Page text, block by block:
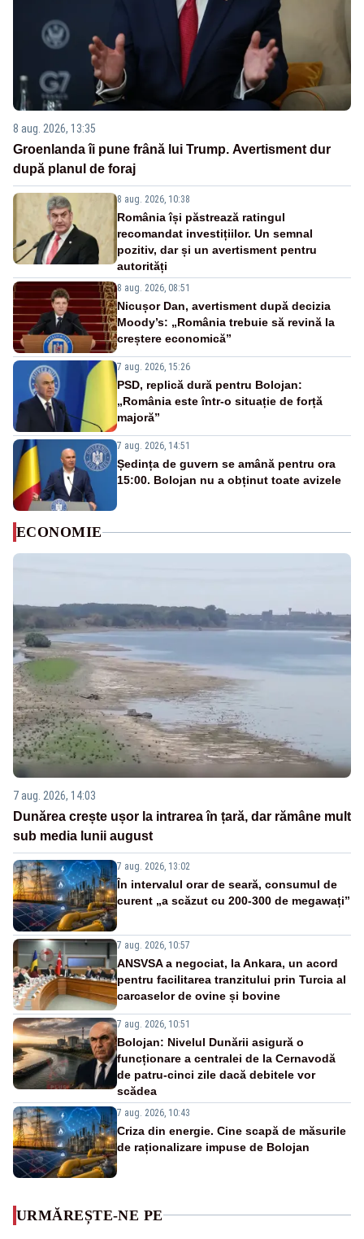
8 aug. 2026, 13:35
Groenlanda îi pune frână lui Trump. Avertisment dur
după planul de foraj
8 aug. 2026, 10:38
România își păstrează ratingul
recomandat investițiilor. Un semnal
pozitiv, dar și un avertisment pentru
autorități
8 aug. 2026, 08:51
Nicușor Dan, avertisment după decizia
Moody’s: „România trebuie să revină la
creștere economică”
7 aug. 2026, 15:26
PSD, replică dură pentru Bolojan:
„România este într-o situație de forță
majoră”
7 aug. 2026, 14:51
Ședința de guvern se amână pentru ora
15:00. Bolojan nu a obținut toate avizele
ECONOMIE
7 aug. 2026, 14:03
Dunărea crește ușor la intrarea în țară, dar rămâne mult
sub media lunii august
7 aug. 2026, 13:02
În intervalul orar de seară, consumul de
curent „a scăzut cu 200-300 de megawați”
7 aug. 2026, 10:57
ANSVSA a negociat, la Ankara, un acord
pentru facilitarea tranzitului prin Turcia al
carcaselor de ovine și bovine
7 aug. 2026, 10:51
Bolojan: Nivelul Dunării asigură o
funcționare a centralei de la Cernavodă
de patru-cinci zile dacă debitele vor
scădea
7 aug. 2026, 10:43
Criza din energie. Cine scapă de măsurile
de raționalizare impuse de Bolojan
URMĂREȘTE-NE PE